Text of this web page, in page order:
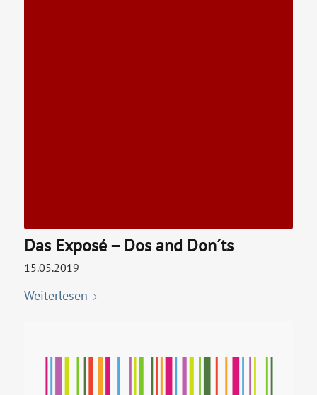
Das Exposé – Dos and Don´ts
15.05.2019
Weiterlesen